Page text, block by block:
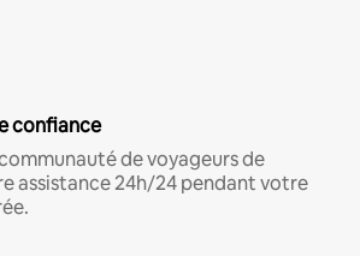
confiance
de voyageurs de
assistance 24h/24 pendant votre